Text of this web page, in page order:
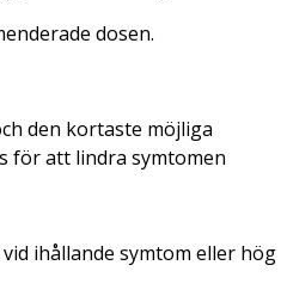
dosen.
den kortaste möjliga
för att lindra symtomen
ihållande symtom eller hög